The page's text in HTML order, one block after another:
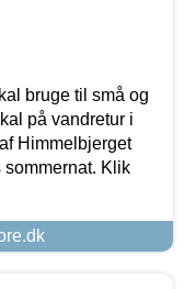
bruge til små og
på vandretur i
Himmelbjerget
Klik